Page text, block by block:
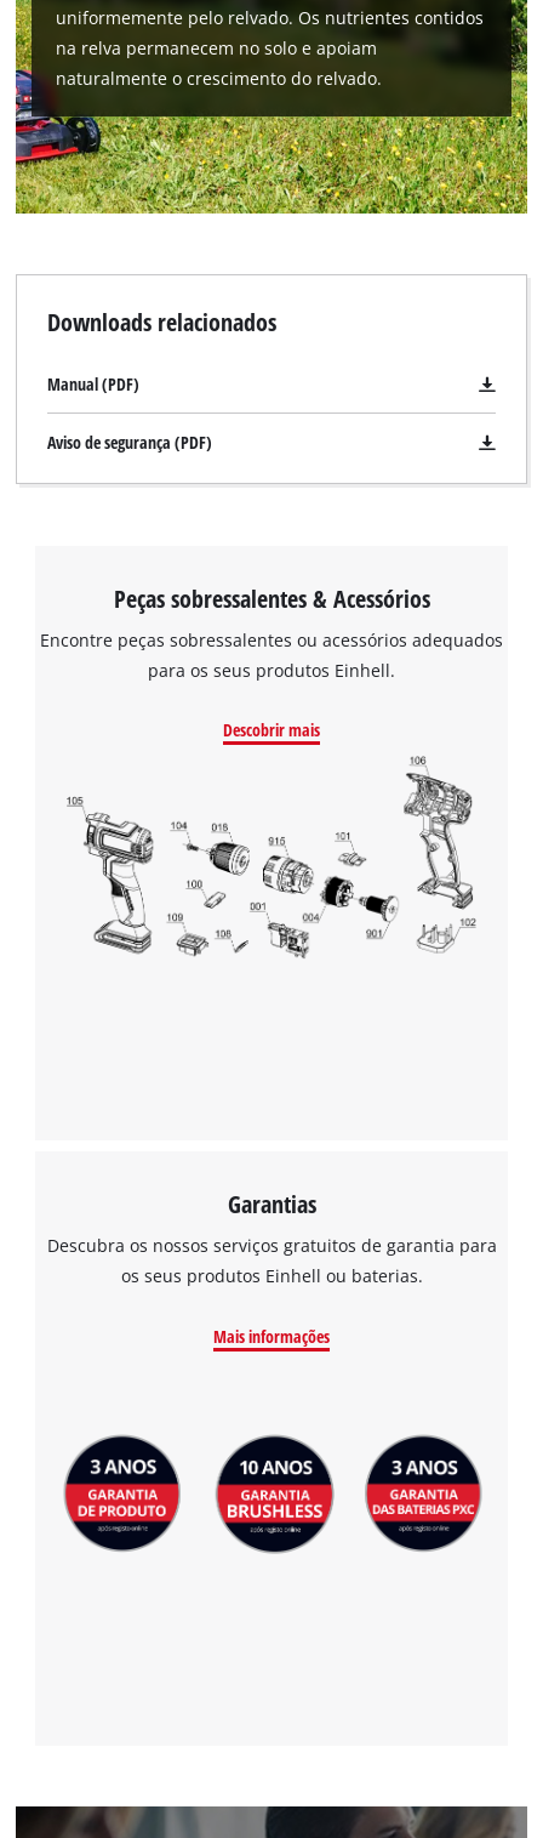
uniformemente pelo relvado. Os nutrientes contidos
na relva permanecem no solo e apoiam
naturalmente o crescimento do relvado.
Downloads relacionados
Manual (PDF)
Aviso de segurança (PDF)
Peças sobressalentes & Acessórios
Encontre peças sobressalentes ou acessórios adequados
para os seus produtos Einhell.
Descobrir mais
Garantias
Descubra os nossos serviços gratuitos de garantia para
os seus produtos Einhell ou baterias.
Mais informações